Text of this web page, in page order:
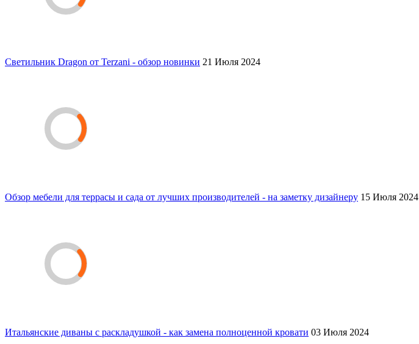
Светильник Dragon от Terzani - обзор новинки 21 Июля 2024
Обзор мебели для террасы и сада от лучших производителей - на заметку дизайнеру 15 Июля 2024
Итальянские диваны с раскладушкой - как замена полноценной кровати 03 Июля 2024